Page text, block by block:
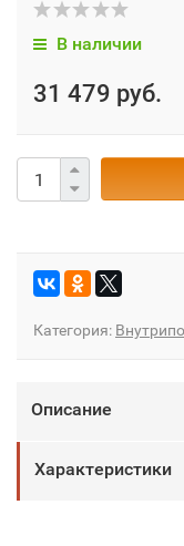
В наличии
31 479 руб.
Категория:
Описание
Характеристики